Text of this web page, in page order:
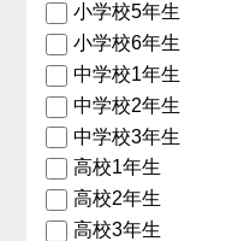
小学校5年生
小学校6年生
中学校1年生
中学校2年生
中学校3年生
高校1年生
高校2年生
高校3年生